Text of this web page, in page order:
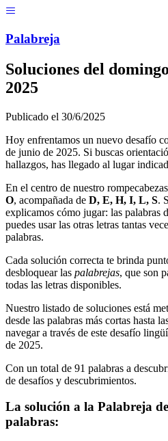
Palabreja
Soluciones del
2025
Publicado el 30/6/2025
Hoy enfrentamos un nuevo desafío
de junio de 2025. Si buscas
hallazgos, has llegado al lugar
En el centro de nuestro
O, acompañada de D, E, H, I, L, S.
explicamos cómo jugar: las palabras
puedes usar las otras letras tantas
palabras.
Cada solución correcta te brinda
desbloquear las palabrejas, que son
todas las letras disponibles.
Nuestro listado de soluciones está
desde las palabras más cortas hasta
navegar a través de este desafío
de 2025.
Con un total de 91 palabras a
de desafíos y descubrimientos.
La solución a la Palabreja
palabras: